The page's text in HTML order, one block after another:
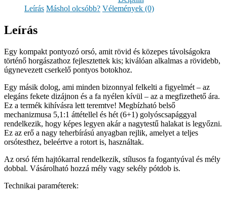
Leírás Máshol olcsóbb? Vélemények (0)
Leírás
Egy kompakt pontyozó orsó, amit rövid és közepes távolságokra
történő horgászathoz fejlesztettek kis; kiválóan alkalmas a rövidebb,
úgynevezett cserkelő pontyos botokhoz.
Egy másik dolog, ami minden bizonnyal felkelti a figyelmét – az
elegáns fekete dizájnon és a fa nyélen kívül – az a megfizethető ára.
Ez a termék kihívásra lett teremtve! Megbízható belső
mechanizmusa 5,1:1 áttétellel és hét (6+1) golyóscsapággyal
rendelkezik, hogy képes legyen akár a nagytestű halakat is legyőzni.
Ez az erő a nagy teherbírású anyagban rejlik, amelyet a teljes
orsótesthez, beleértve a rotort is, használtak.
Az orsó fém hajtókarral rendelkezik, stílusos fa fogantyúval és mély
dobbal. Vásárolható hozzá mély vagy sekély pótdob is.
Technikai paraméterek: